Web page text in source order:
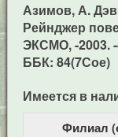
Азимов, А.
Рейнджер
ЭКСМО, -2003.
ББК: 84(7Сое)
Имеется в
Филиал